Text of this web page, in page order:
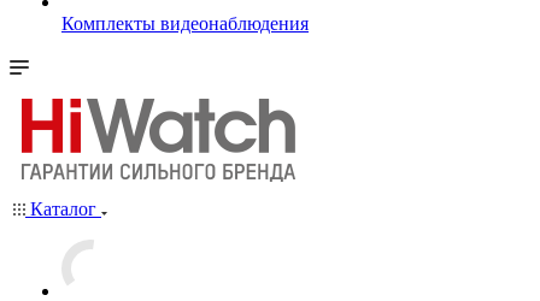
Комплекты видеонаблюдения
Каталог